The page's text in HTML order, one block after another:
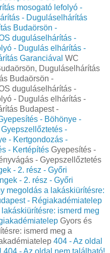
mosogató lefolyó -
- Duguláselhárítás
Budaörsön -
duguláselhárítás -
- Dugulás elhárítás -
Garanciával WC
Duguláselhárítás
Budaörsön -
duguláselhárítás -
- Dugulás elhárítás -
Budapest -
- Böhönye -
-
- Kertgondozás -
- Kertépítés Gyepesítés -
- Gyepszellőztetés
- 2. rész - Győri
- 2. rész - Győri
megoldás a lakáskiürítésre:
- Régiakadémiatelep
ismerd meg
Gyors és
ismerd meg a
404 - Az oldal
404 - Az oldal nem található!